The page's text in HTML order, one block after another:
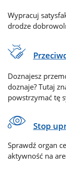
Wypracuj
drodze
Doznajesz
doznaje? Tutaj
powstrzymać tę
Stop
Sprawdź organ
aktywność na